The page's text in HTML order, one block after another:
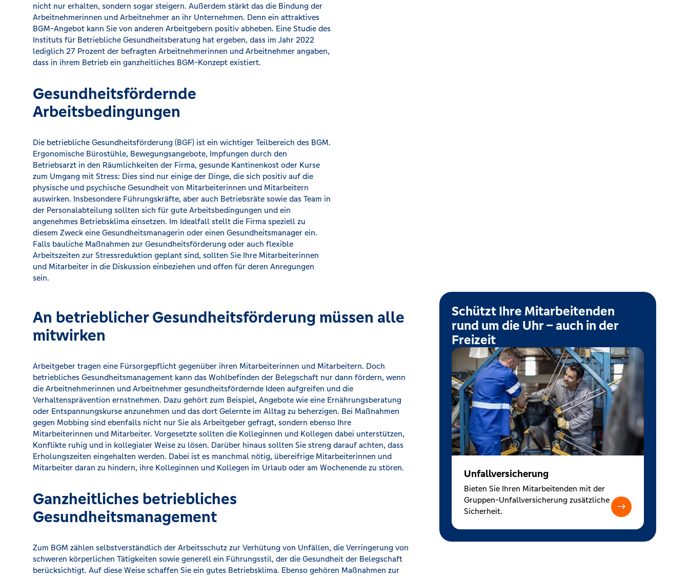
nicht nur erhalten, sondern sogar steigern. Außerdem stärkt das die Bindung der
Arbeitnehmerinnen und Arbeitnehmer an ihr Unternehmen. Denn ein attraktives
BGM-Angebot kann Sie von anderen Arbeitgebern positiv abheben. Eine Studie des
Instituts für Betriebliche Gesundheitsberatung hat ergeben, dass im Jahr 2022
lediglich 27 Prozent der befragten Arbeitnehmerinnen und Arbeitnehmer angaben,
dass in ihrem Betrieb ein ganzheitliches BGM-Konzept existiert.
Gesundheitsfördernde
Arbeitsbedingungen
Die betriebliche Gesundheitsförderung (BGF) ist ein wichtiger Teilbereich des BGM.
Ergonomische Bürostühle, Bewegungsangebote, Impfungen durch den
Betriebsarzt in den Räumlichkeiten der Firma, gesunde Kantinenkost oder Kurse
zum Umgang mit Stress: Dies sind nur einige der Dinge, die sich positiv auf die
physische und psychische Gesundheit von Mitarbeiterinnen und Mitarbeitern
auswirken. Insbesondere Führungskräfte, aber auch Betriebsräte sowie das Team in
der Personalabteilung sollten sich für gute Arbeitsbedingungen und ein
angenehmes Betriebsklima einsetzen. Im Idealfall stellt die Firma speziell zu
diesem Zweck eine Gesundheitsmanagerin oder einen Gesundheitsmanager ein.
Falls bauliche Maßnahmen zur Gesundheitsförderung oder auch flexible
Arbeitszeiten zur Stressreduktion geplant sind, sollten Sie Ihre Mitarbeiterinnen
und Mitarbeiter in die Diskussion einbeziehen und offen für deren Anregungen
sein.
An betrieblicher Gesundheitsförderung müssen alle
mitwirken
Arbeitgeber tragen eine Fürsorgepflicht gegenüber ihren Mitarbeiterinnen und Mitarbeitern. Doch
betriebliches Gesundheitsmanagement kann das Wohlbefinden der Belegschaft nur dann fördern, wenn
die Arbeitnehmerinnen und Arbeitnehmer gesundheitsfördernde Ideen aufgreifen und die
Verhaltensprävention ernstnehmen. Dazu gehört zum Beispiel, Angebote wie eine Ernährungsberatung
oder Entspannungskurse anzunehmen und das dort Gelernte im Alltag zu beherzigen. Bei Maßnahmen
gegen Mobbing sind ebenfalls nicht nur Sie als Arbeitgeber gefragt, sondern ebenso Ihre
Mitarbeiterinnen und Mitarbeiter. Vorgesetzte sollten die Kolleginnen und Kollegen dabei unterstützen,
Konflikte ruhig und in kollegialer Weise zu lösen. Darüber hinaus sollten Sie streng darauf achten, dass
Erholungszeiten eingehalten werden. Dabei ist es manchmal nötig, übereifrige Mitarbeiterinnen und
Mitarbeiter daran zu hindern, ihre Kolleginnen und Kollegen im Urlaub oder am Wochenende zu stören.
Ganzheitliches betriebliches
Gesundheitsmanagement
Zum BGM zählen selbstverständlich der Arbeitsschutz zur Verhütung von Unfällen, die Verringerung von
schweren körperlichen Tätigkeiten sowie generell ein Führungsstil, der die Gesundheit der Belegschaft
berücksichtigt. Auf diese Weise schaffen Sie ein gutes Betriebsklima. Ebenso gehören Maßnahmen zur
Schützt Ihre Mitarbeitenden
rund um die Uhr – auch in der
Freizeit
Unfallversicherung
Bieten Sie Ihren Mitarbeitenden mit der
Gruppen-Unfallversicherung zusätzliche
Sicherheit.